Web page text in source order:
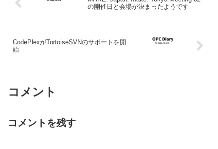
の開催日と会場が決まったようです
CodePlexがTortoiseSVNのサポートを開
始
コメント
コメントを残す